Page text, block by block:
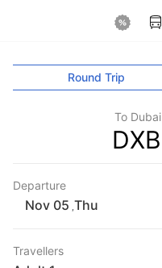
Round Trip
To Dubai
DXB
Departure
Thu
Travellers